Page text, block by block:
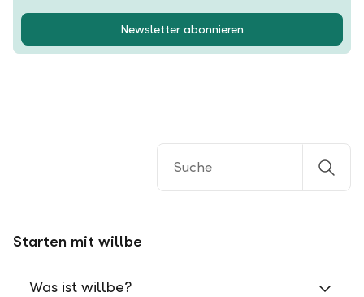
Newsletter abonnieren
Starten mit willbe
Was ist willbe?